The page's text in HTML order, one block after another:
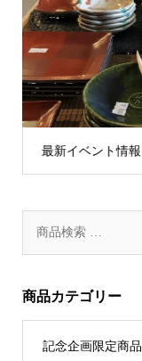
最新イベント情報
商品カテゴリー
記念企画限定商品